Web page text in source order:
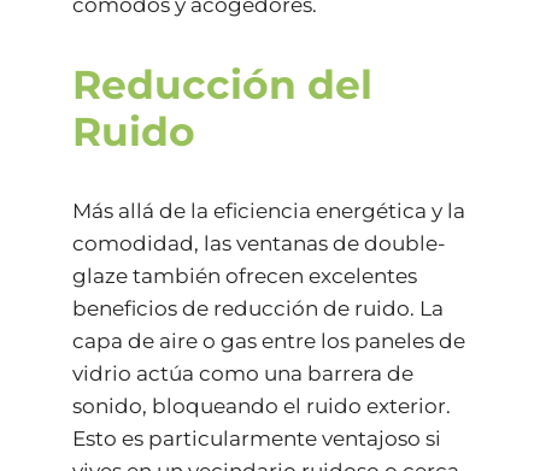
cómodos y acogedores.
Reducción del
Ruido
Más allá de la eficiencia energética y la
comodidad, las ventanas de double-
glaze también ofrecen excelentes
beneficios de reducción de ruido. La
capa de aire o gas entre los paneles de
vidrio actúa como una barrera de
sonido, bloqueando el ruido exterior.
Esto es particularmente ventajoso si